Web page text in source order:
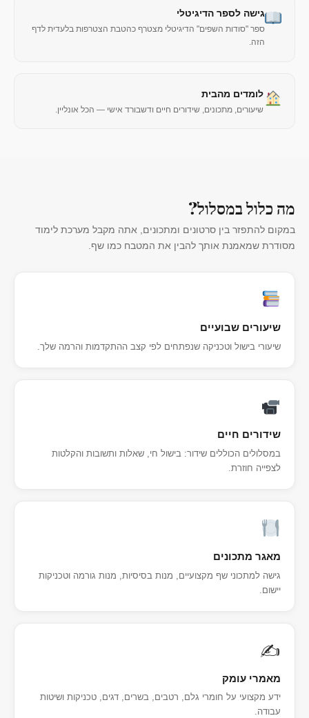
גישה לספר הדיגיטלי
ספר "סודות השפים" הדיגיטלי מצטרף כהטבת הצטרפות בלעדית לדף
הזה.
לומדים מהבית
שיעורים, מתכונים, שידורים חיים ודשבורד אישי — הכל אונליין.
מה כלול במסלול?
במקום להתפזר בין סרטונים ומתכונים, אתה מקבל מערכת לימוד
מסודרת שמאמנת אותך להבין את המטבח כמו שף.
שיעורים שבועיים
שיעורי בישול וטכניקה שנפתחים לפי קצב ההתקדמות והרמה שלך.
שידורים חיים
במסלולים הכוללים שידור: בישול חי, שאלות ותשובות והקלטות
לצפייה חוזרת.
מאגר מתכונים
גישה למתכוני שף מקצועיים, מנות בסיסיות, מנות גורמה וטכניקות
יישום.
✍️
מאמרי עומק
ידע מקצועי על חומרי גלם, רטבים, בשרים, דגים, טכניקות ושיטות
עבודה.